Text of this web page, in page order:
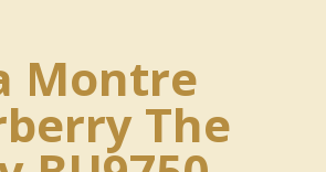
Montre
The